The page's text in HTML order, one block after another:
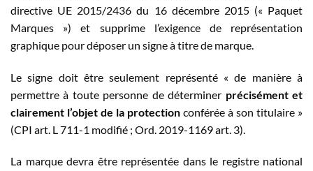
directive UE 2015/2436 du 16 décembre 2015 (« Paquet
Marques ») et supprime l’exigence de représentation
graphique pour déposer un signe à titre de marque.
Le signe doit être seulement représenté « de manière à
permettre à toute personne de déterminer précisément et
clairement l’objet de la protection conférée à son titulaire »
(CPI art. L 711-1 modifié ; Ord. 2019-1169 art. 3).
La marque devra être représentée dans le registre national